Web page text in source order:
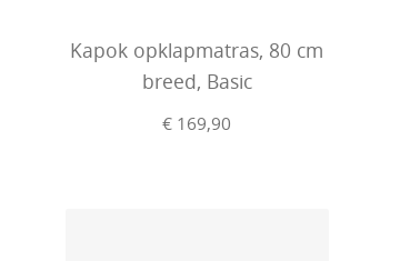
Kapok opklapmatras, 80 cm
breed, Basic
€ 169,90